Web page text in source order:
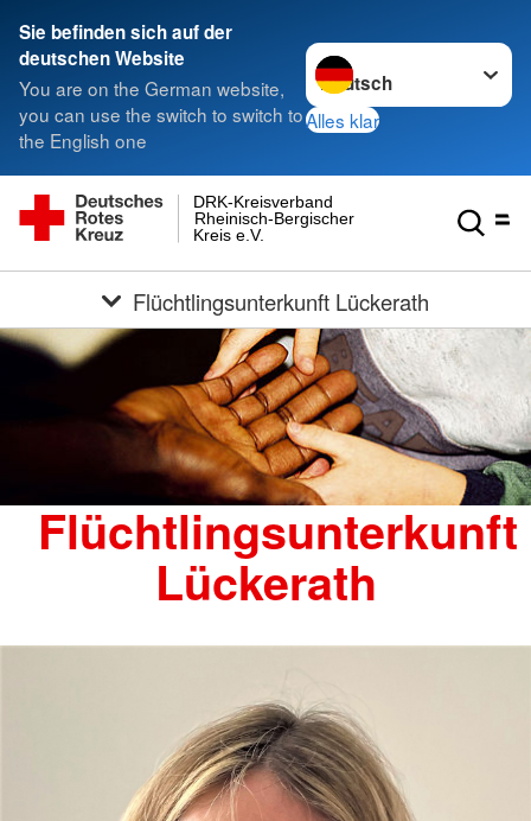
Sie befinden sich auf der
deutschen Website
You are on the German website,
you can use the switch to switch to
the English one
Sprache wechseln zu
Alles klar
Kreis e.V.
Rheinisch-Bergischer
DRK-Kreisverband
Flüchtlingsunterkunft Lückerath
Flüchtlingsunterkunft
Lückerath